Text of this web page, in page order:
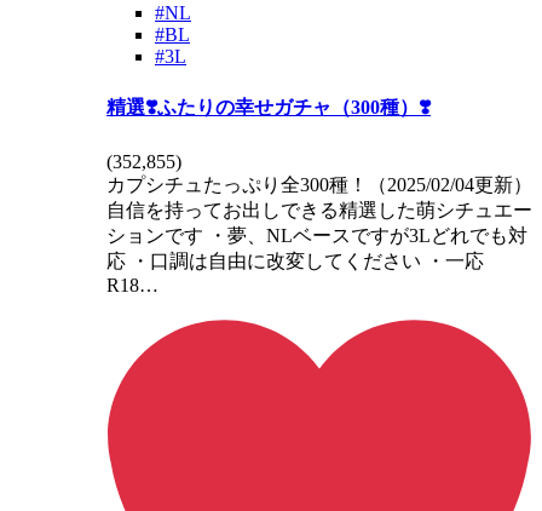
#NL
#BL
#3L
精選❣️ふたりの幸せガチャ（300種）❣️
(352,855)
カプシチュたっぷり全300種！（2025/02/04更新）
自信を持ってお出しできる精選した萌シチュエー
ションです ・夢、NLベースですが3Lどれでも対
応 ・口調は自由に改変してください ・一応
R18…